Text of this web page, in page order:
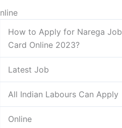
How to Apply for Narega Job
Card Online 2023?
Latest Job
All Indian Labours Can Apply
Online